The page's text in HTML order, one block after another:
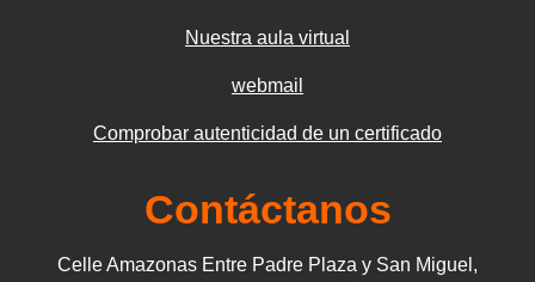
Nuestra aula virtual
webmail
Comprobar autenticidad de un certificado
Contáctanos
Celle Amazonas Entre Padre Plaza y San Miguel,